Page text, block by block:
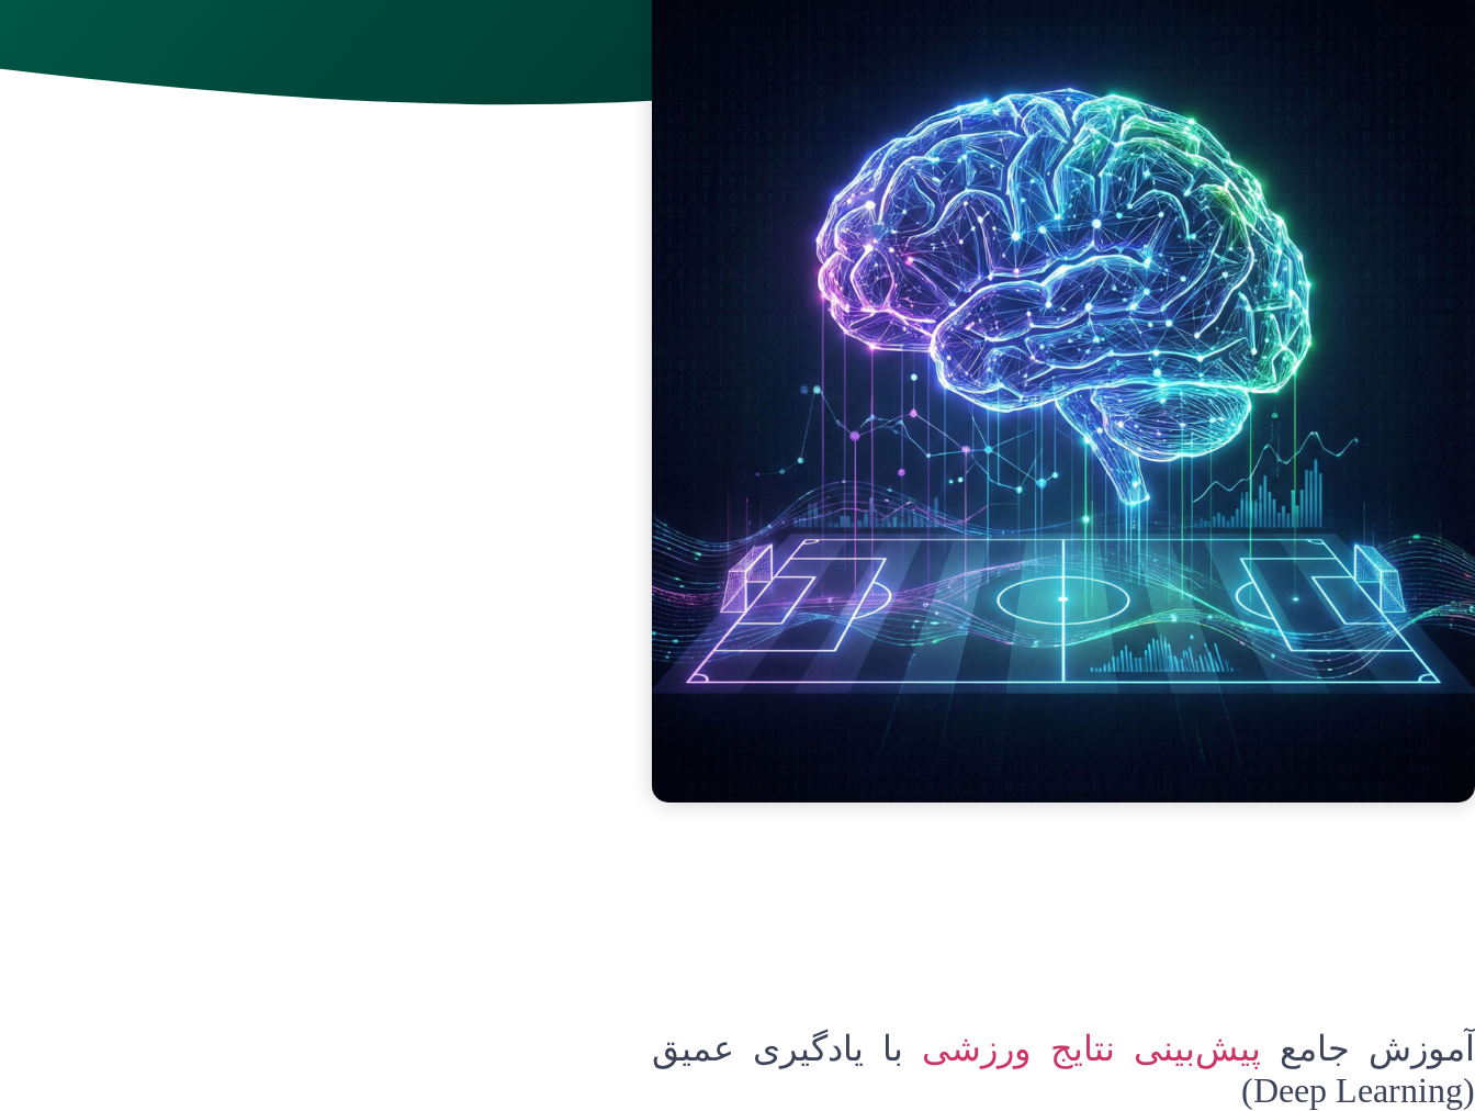
آموزش جامع پیش‌بینی نتایج ورزشی با یادگیری عمیق
(Deep Learning)